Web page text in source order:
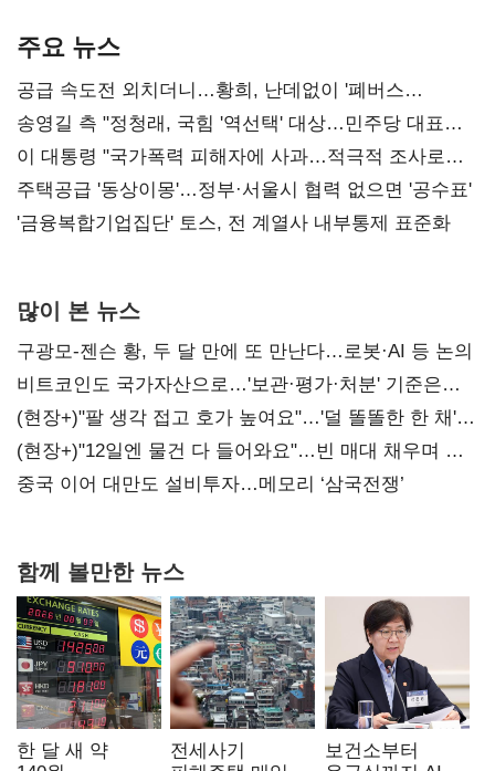
주요 뉴스
공급 속도전 외치더니…황희, 난데없이 '폐버스
리모델링' 제안
송영길 측 "정청래, 국힘 '역선택' 대상…민주당 대표로
총선 지휘 못해"
이 대통령 "국가폭력 피해자에 사과…적극적 조사로
진실 밝혀야"
주택공급 '동상이몽'…정부·서울시 협력 없으면 '공수표'
'금융복합기업집단' 토스, 전 계열사 내부통제 표준화
많이 본 뉴스
구광모-젠슨 황, 두 달 만에 또 만난다…로봇·AI 등 논의
비트코인도 국가자산으로…'보관·평가·처분' 기준은
숙제
(현장+)"팔 생각 접고 호가 높여요"…'덜 똘똘한 한 채'
20억 키맞추기
(현장+)"12일엔 물건 다 들어와요"…빈 매대 채우며 문
연 홈플러스
중국 이어 대만도 설비투자…메모리 ‘삼국전쟁’
함께 볼만한 뉴스
한 달 새 약
전세사기
보건소부터